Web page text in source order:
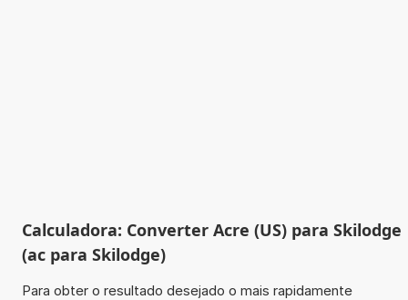
Calculadora: Converter Acre (US) para Skilodge
(ac para Skilodge)
Para obter o resultado desejado o mais rapidamente